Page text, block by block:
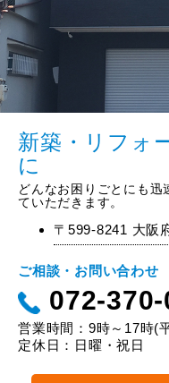
新築・リフォ
に
どんなお困りごとにも
ていただきます。
〒599-8241 大阪
ご相談・お問い合わせ
072-
営業時間：9時～17時(
定休日：日曜・祝日